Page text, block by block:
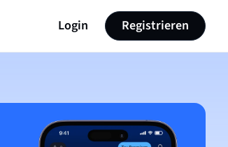
Login Registrieren